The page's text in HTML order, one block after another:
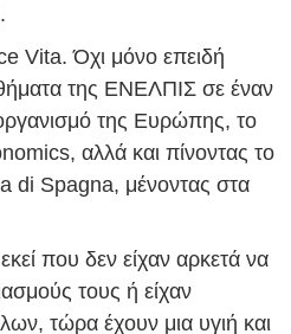
Vita. Όχι μόνο επειδή
της ΕΝΕΛΠΙΣ σε έναν
της Ευρώπης, το
αλλά και πίνοντας το
di Spagna, μένοντας στα
που δεν είχαν αρκετά να
τους ή είχαν
τώρα έχουν μια υγιή και